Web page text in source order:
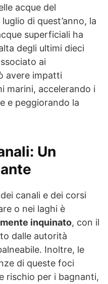
acque del
di quest’anno, la
superficiali ha
degli ultimi dieci
ai
avere impatti
marini, accelerando i
e peggiorando la
Un
canali e dei corsi
o nei laghi è
inquinato, con il
dalle autorità
Inoltre, le
di queste foci
rischio per i bagnanti,